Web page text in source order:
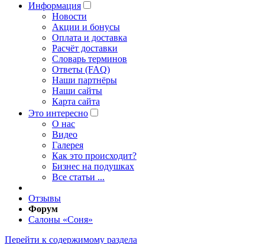
Информация
Новости
Акции и бонусы
Оплата и доставка
Расчёт доставки
Словарь терминов
Ответы (FAQ)
Наши партнёры
Наши сайты
Карта сайта
Это интересно
O нас
Видео
Галерея
Как это происходит?
Бизнес на подушках
Все статьи ...
Отзывы
Форум
Салоны «Соня»
Перейти к содержимому раздела